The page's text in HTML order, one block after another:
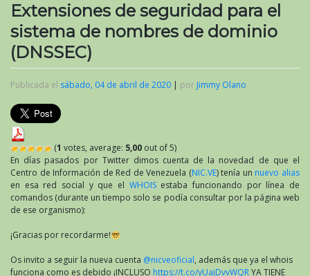
Extensiones de seguridad para el
sistema de nombres de dominio
(DNSSEC)
Publicada el sábado, 04 de abril de 2020 | por Jimmy Olano
(1 votes, average: 5,00 out of 5)
En días pasados por Twitter dimos cuenta de la novedad de que el
Centro de Información de Red de Venezuela (NIC.VE) tenía un nuevo alias
en esa red social y que el WHOISestaba funcionando por línea de
comandos (durante un tiempo solo se podía consultar por la página web
de ese organismo):
¡Gracias por recordarme!
Os invito a seguir la nueva cuenta @nicveoficial, además que ya el whois
funciona como es debido ¡INCLUSO https://t.co/yUajDvvWQRYA TIENE